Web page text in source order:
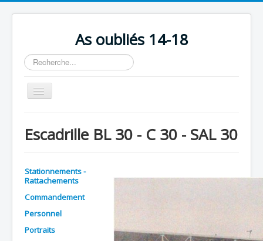
As oubliés 14-18
Rechercher
Basculer
la
Chronologie
Organisation
Avions
Personnels
Escadrille BL 30 - C 30 - SAL 30
Stationnements -
Rattachements
Commandement
Personnel
Portraits